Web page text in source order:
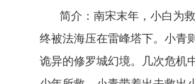
简介：南宋末年，小白为
终被法海压在雷峰塔下。小青
诡异的修罗城幻境。几次危机